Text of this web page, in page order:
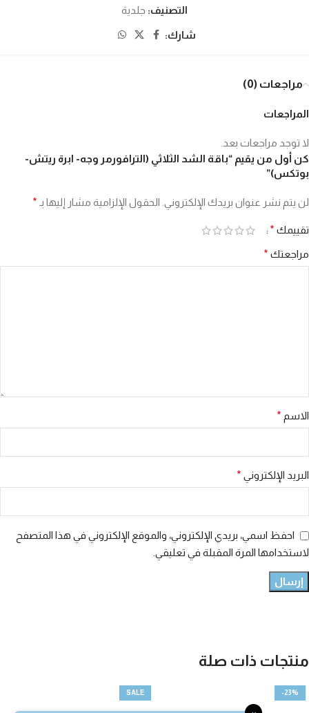
التصنيف: جلدية
شارك:
مراجعات (0)
المراجعات
لا توجد مراجعات بعد.
كن أول من يقيم “باقة الشد الثلاثي (الترافورمر وجه- ابرة ريتش-
بوتكس)”
لن يتم نشر عنوان بريدك الإلكتروني. الحقول الإلزامية مشار إليها بـ *
تقييمك *
مراجعتك *
الاسم *
البريد الإلكتروني *
احفظ اسمي، بريدي الإلكتروني، والموقع الإلكتروني في هذا المتصفح
لاستخدامها المرة المقبلة في تعليقي.
منتجات ذات صلة
-23%
SALE